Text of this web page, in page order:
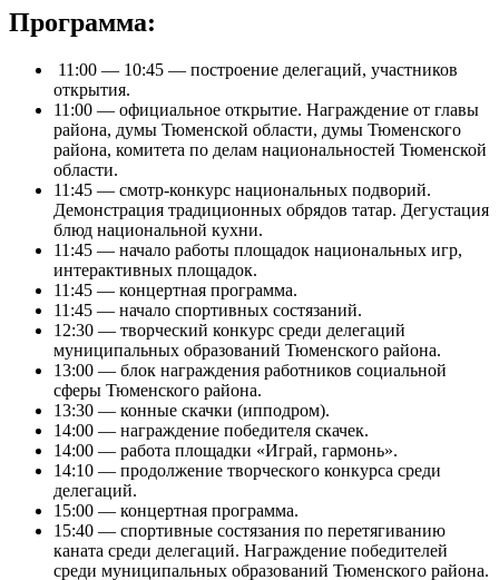
Программа:
11:00 — 10:45 — построение делегаций, участников
открытия.
11:00 — официальное открытие. Награждение от главы
района, думы Тюменской области, думы Тюменского
района, комитета по делам национальностей Тюменской
области.
11:45 — смотр-конкурс национальных подворий.
Демонстрация традиционных обрядов татар. Дегустация
блюд национальной кухни.
11:45 — начало работы площадок национальных игр,
интерактивных площадок.
11:45 — концертная программа.
11:45 — начало спортивных состязаний.
12:30 — творческий конкурс среди делегаций
муниципальных образований Тюменского района.
13:00 — блок награждения работников социальной
сферы Тюменского района.
13:30 — конные скачки (ипподром).
14:00 — награждение победителя скачек.
14:00 — работа площадки «Играй, гармонь».
14:10 — продолжение творческого конкурса среди
делегаций.
15:00 — концертная программа.
15:40 — спортивные состязания по перетягиванию
каната среди делегаций. Награждение победителей
среди муниципальных образований Тюменского района.